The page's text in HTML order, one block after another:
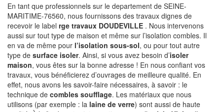
En tant que professionnels sur le departement de SEINE-
MARITIME-76560, nous fournissons des travaux dignes de
recevoir le label rge travaux DOUDEVILLE . Nous intervenons
aussi sur tout type de maison et même sur l’isolation combles. Il
en va de même pour l’isolation sous-sol, ou pour tout autre
type de surface isoler. Ainsi, si vous avez besoin d’isoler
maison, vous êtes sur la bonne adresse ! En nous confiant vos
travaux, vous bénéficierez d’ouvrages de meilleure qualité. En
effet, nous avons les savoir-faire nécessaires, à savoir : le
technique de combles soufflage. Les matériaux que nous
utilisons (par exemple : la laine de verre) sont aussi de haute